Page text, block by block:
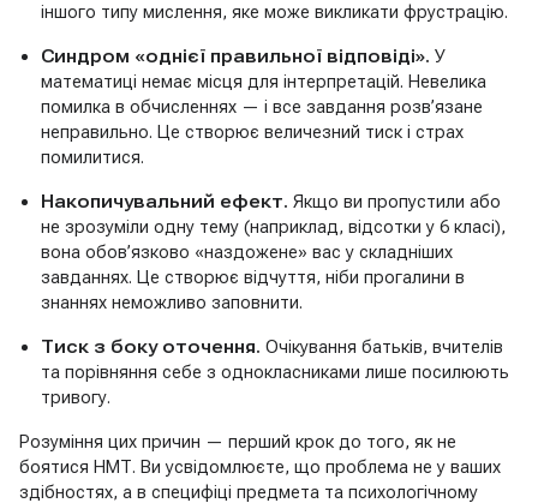
іншого типу мислення, яке може викликати фрустрацію.
Синдром «однієї правильної відповіді». У
математиці немає місця для інтерпретацій. Невелика
помилка в обчисленнях — і все завдання розв’язане
неправильно. Це створює величезний тиск і страх
помилитися.
Накопичувальний ефект. Якщо ви пропустили або
не зрозуміли одну тему (наприклад, відсотки у 6 класі),
вона обов’язково «наздожене» вас у складніших
завданнях. Це створює відчуття, ніби прогалини в
знаннях неможливо заповнити.
Тиск з боку оточення. Очікування батьків, вчителів
та порівняння себе з однокласниками лише посилюють
тривогу.
Розуміння цих причин — перший крок до того, як не
боятися НМТ. Ви усвідомлюєте, що проблема не у ваших
здібностях, а в специфіці предмета та психологічному